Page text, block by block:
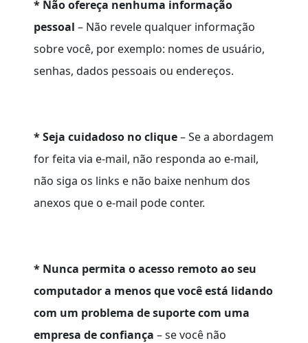
* Não ofereça nenhuma informação
pessoal – Não revele qualquer informação
sobre você, por exemplo: nomes de usuário,
senhas, dados pessoais ou endereços.
* Seja cuidadoso no clique– Se a abordagem
for feita via e-mail, não responda ao e-mail,
não siga os links e não baixe nenhum dos
anexos que o e-mail pode conter.
* Nunca permita o acesso remoto ao seu
computador a menos que você está lidando
com um problema de suporte com uma
empresa de confiança – se você não